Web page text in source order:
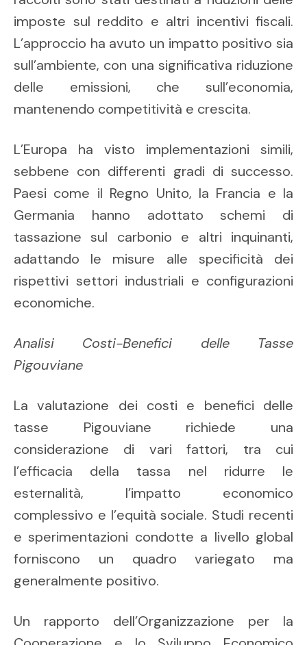
imposte sul reddito e altri incentivi fiscali.
L’approccio ha avuto un impatto positivo sia
sull’ambiente, con una significativa riduzione
delle emissioni, che sull’economia,
mantenendo competitività e crescita.
L’Europa ha visto implementazioni simili,
sebbene con differenti gradi di successo.
Paesi come il Regno Unito, la Francia e la
Germania hanno adottato schemi di
tassazione sul carbonio e altri inquinanti,
adattando le misure alle specificità dei
rispettivi settori industriali e configurazioni
economiche.
Analisi Costi-Benefici delle Tasse
Pigouviane
La valutazione dei costi e benefici delle
tasse Pigouviane richiede una
considerazione di vari fattori, tra cui
l’efficacia della tassa nel ridurre le
esternalità, l’impatto economico
complessivo e l’equità sociale. Studi recenti
e sperimentazioni condotte a livello global
forniscono un quadro variegato ma
generalmente positivo.
Un rapporto dell’Organizzazione per la